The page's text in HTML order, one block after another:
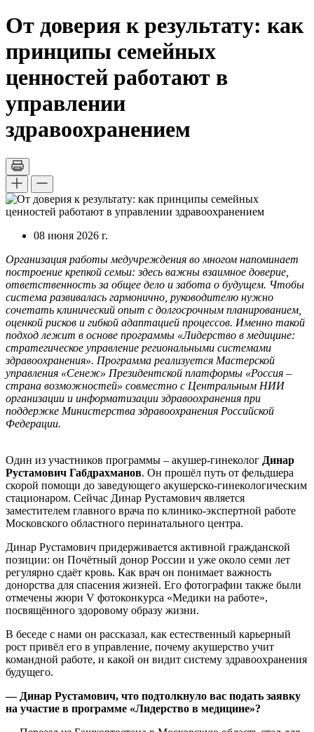
От доверия к результату: как
принципы семейных
ценностей работают в
управлении
здравоохранением
08 июня 2026 г.
Организация работы медучреждения во многом напоминает
построение крепкой семьи: здесь важны взаимное доверие,
ответственность за общее дело и забота о будущем. Чтобы
система развивалась гармонично, руководителю нужно
сочетать клинический опыт с долгосрочным планированием,
оценкой рисков и гибкой адаптацией процессов. Именно такой
подход лежит в основе программы «Лидерство в медицине:
стратегическое управление региональными системами
здравоохранения». Программа реализуется Мастерской
управления «Сенеж» Президентской платформы «Россия –
страна возможностей» совместно с Центральным НИИ
организации и информатизации здравоохранения при
поддержке Министерства здравоохранения Российской
Федерации.
Один из участников программы – акушер-гинеколог Динар
Рустамович Габдрахманов. Он прошёл путь от фельдшера
скорой помощи до заведующего акушерско-гинекологическим
стационаром. Сейчас Динар Рустамович является
заместителем главного врача по клинико-экспертной работе
Московского областного перинатального центра.
Динар Рустамович придерживается активной гражданской
позиции: он Почётный донор России и уже около семи лет
регулярно сдаёт кровь. Как врач он понимает важность
донорства для спасения жизней. Его фотографии также были
отмечены жюри V фотоконкурса «Медики на работе»,
посвящённого здоровому образу жизни.
В беседе с нами он рассказал, как естественный карьерный
рост привёл его в управление, почему акушерство учит
командной работе, и какой он видит систему здравоохранения
будущего.
— Динар Рустамович, что подтолкнуло вас подать заявку
на участие в программе «Лидерство в медицине»?